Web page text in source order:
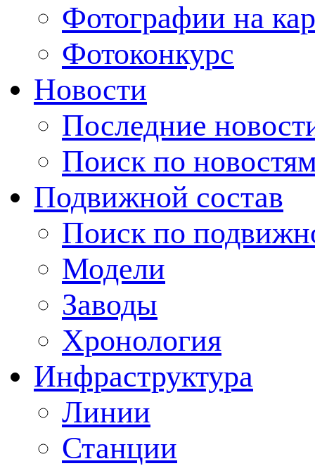
Фотографии на
Фотоконкурс
Новости
Последние
Поиск по
Подвижной состав
Поиск по
Модели
Заводы
Хронология
Инфраструктура
Линии
Станции